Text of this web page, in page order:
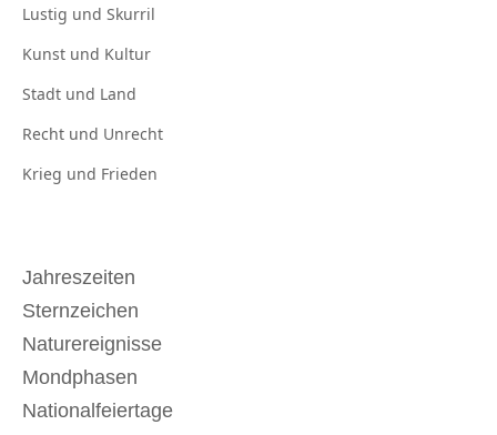
Lustig und Skurril
Kunst und Kultur
Stadt und Land
Recht und Unrecht
Krieg und Frieden
Jahreszeiten
Sternzeichen
Naturereignisse
Mondphasen
Nationalfeiertage